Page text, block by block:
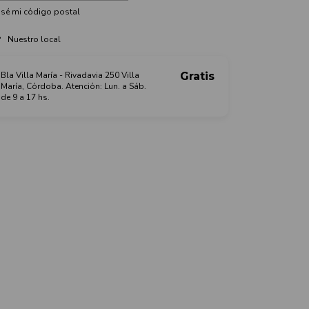
mi código postal
Nuestro local
Bla Villa María - Rivadavia 250 Villa
María, Córdoba. Atención: Lun. a Sáb.
de 9 a 17 hs.
Gratis